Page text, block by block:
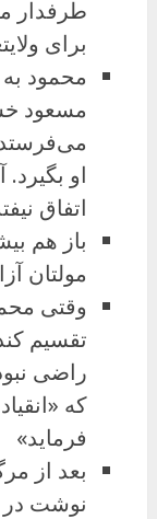
طرفدار
برای
محمود به
مسعود
او
اتفاق
باز هم
مولتان
وقتی
تقسیم
راضی
که
فرماید»
بعد از
نوشت در